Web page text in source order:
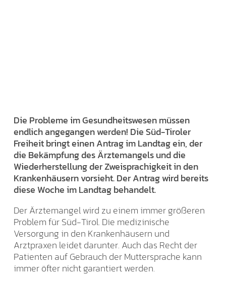
Die Probleme im Gesundheitswesen müssen
endlich angegangen werden! Die Süd-Tiroler
Freiheit bringt einen Antrag im Landtag ein, der
die Bekämpfung des Ärztemangels und die
Wiederherstellung der Zweisprachigkeit in den
Krankenhäusern vorsieht. Der Antrag wird bereits
diese Woche im Landtag behandelt.
Der Ärztemangel wird zu einem immer größeren
Problem für Süd-Tirol. Die medizinische
Versorgung in den Krankenhäusern und
Arztpraxen leidet darunter. Auch das Recht der
Patienten auf Gebrauch der Muttersprache kann
immer öfter nicht garantiert werden.